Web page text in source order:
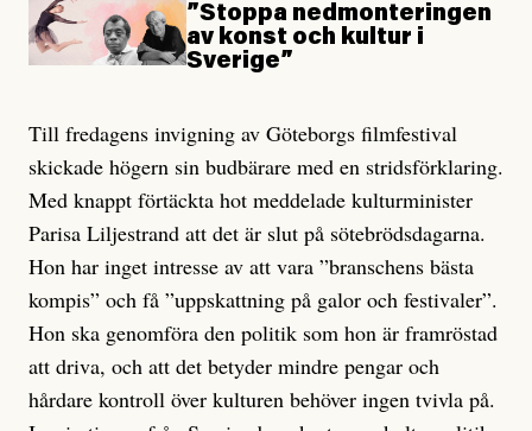
”Stoppa ned­monteringen
av konst och kultur i
Sverige”
Till fredagens invigning av Göteborgs filmfestival
skickade högern sin budbärare med en stridsförklaring.
Med knappt förtäckta hot meddelade kulturminister
Parisa Liljestrand att det är slut på sötebrödsdagarna.
Hon har inget intresse av att vara ”branschens bästa
kompis” och få ”uppskattning på galor och festivaler”.
Hon ska genomföra den politik som hon är framröstad
att driva, och att det betyder mindre pengar och
hårdare kontroll över kulturen behöver ingen tvivla på.